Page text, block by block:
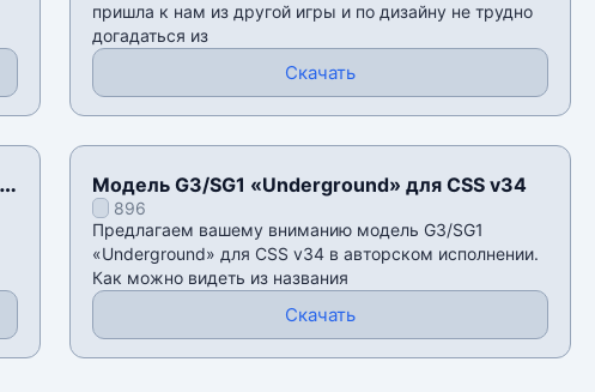
пришла к нам из другой игры и по дизайну не трудно
догадаться из
Скачать
Модель G3/SG1 «Underground» для CSS v34
896
Предлагаем вашему вниманию модель G3/SG1
«Underground» для CSS v34 в авторском исполнении.
Как можно видеть из названия
Скачать